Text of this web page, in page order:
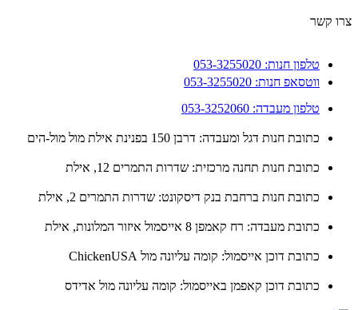
קשר
טלפון חנות: 053-3255020
ווטסאפ חנות: 053-3255020
טלפון מעבדה: 053-3252060
כתובת חנות דגל ומעבדה: דרבן 150 בפנינת אילת מול מול-הים
כתובת חנות תחנה מרכזית: שדרות התמרים 12, אילת
כתובת חנות ברחבת בנק דיסקונט: שדרות התמרים 2, אילת
כתובת מעבדה: רח קאמפן 8 אייסמול איזור המלונות, אילת
כתובת דוכן אייסמול: קומה עליונה מול ChickenUSA
כתובת דוכן קאפמן באייסמול: קומה עליונה מול אדידס